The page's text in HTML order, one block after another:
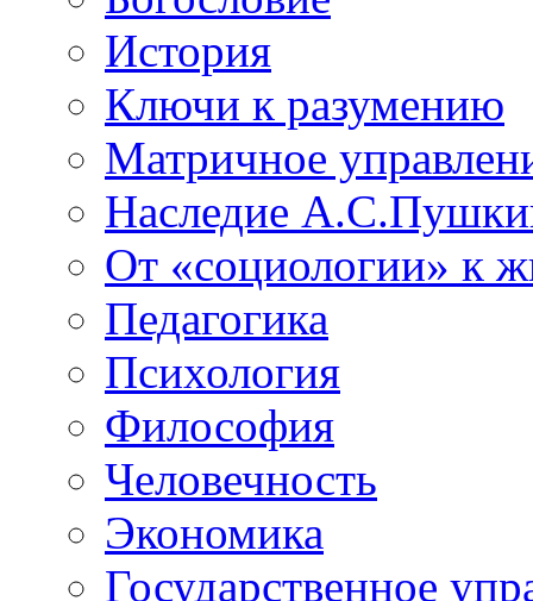
История
Ключи к разумению
Матричное
Наследие
От «социологии» к
Педагогика
Психология
Философия
Человечность
Экономика
Государственное